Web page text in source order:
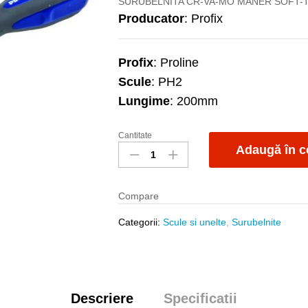
Producator: Profix
Profix: Proline
Scule: PH2
Lungime: 200mm
Surubelnita
soft
PH2x200mm
Cantitate
Adaugă în
Compare
Categorii:Scule si unelte ,Surubelnite
Descriere Specificatii